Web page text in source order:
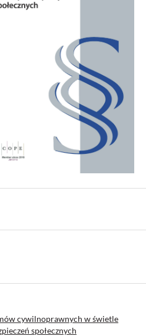
cywilnoprawnych w świetle
społecznych